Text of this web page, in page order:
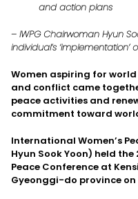
and action plans
– IWPG Chairwoman Hyun
individual’s ‘implementation’
Women aspiring for
and conflict came
peace activities and
commitment toward
International Women’s
Hyun Sook Yoon) held
Peace Conference at
Gyeonggi-do province on